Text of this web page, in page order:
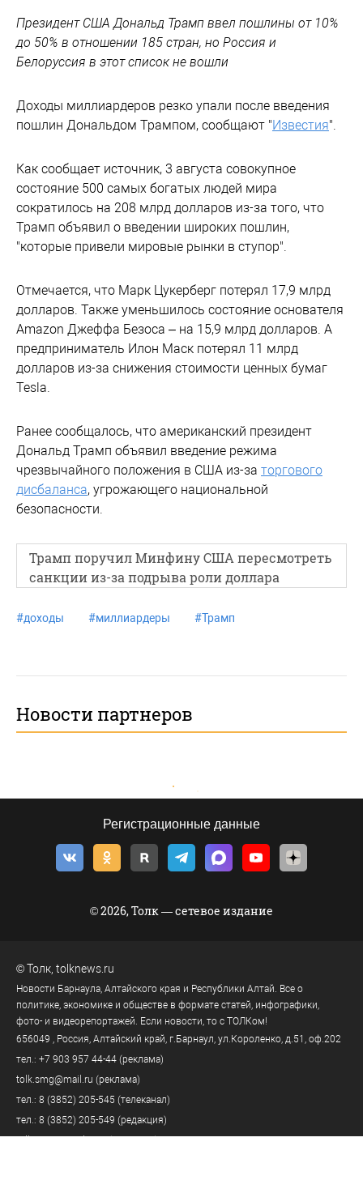
Президент США Дональд Трамп ввел пошлины от 10%
до 50% в отношении 185 стран, но Россия и
Белоруссия в этот список не вошли
Доходы миллиардеров резко упали после введения
пошлин Дональдом Трампом, сообщают "Известия".
Как сообщает источник, 3 августа совокупное
состояние 500 самых богатых людей мира
сократилось на 208 млрд долларов из-за того, что
Трамп объявил о введении широких пошлин,
"которые привели мировые рынки в ступор".
Отмечается, что Марк Цукерберг потерял 17,9 млрд
долларов. Также уменьшилось состояние основателя
Amazon Джеффа Безоса – на 15,9 млрд долларов. А
предприниматель Илон Маск потерял 11 млрд
долларов из-за снижения стоимости ценных бумаг
Tesla.
Ранее сообщалось, что американский президент
Дональд Трамп объявил введение режима
чрезвычайного положения в США из-за торгового
дисбаланса, угрожающего национальной
безопасности.
Трамп поручил Минфину США пересмотреть
санкции из-за подрыва роли доллара
#доходы #миллиардеры #Трамп
Новости партнеров
Регистрационные данные
© 2026, Толк — сетевое издание
©Толк tolknews.ru
Новости Барнаула, Алтайского края и Республики Алтай. Все о
политике, экономике и обществе в формате статей, инфографики,
фото- и видеорепортажей. Если новости, то с ТОЛКом!
656049
, Россия, Алтайский край, г. Барнаул ул.Короленко, д.51, оф.202
тел.: +7 903 957 44-44 (реклама)
tolk.smg@mail.ru (реклама)
тел.: 8 (3852) 205-545 (телеканал)
тел.: 8 (3852) 205-549 (редакция)
tolknews@yandex.ru(редакция)